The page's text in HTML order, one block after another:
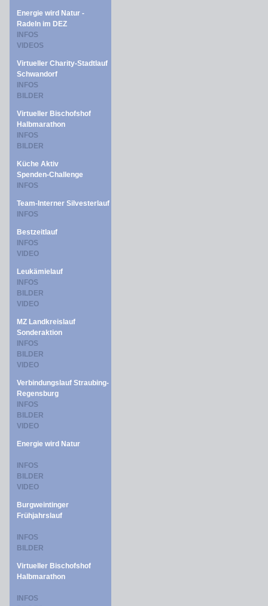
Energie wird Natur -
Radeln im DEZ
INFOS
VIDEOS
Virtueller Charity-Stadtlauf
Schwandorf
INFOS
BILDER
Virtueller Bischofshof
Halbmarathon
INFOS
BILDER
Küche Aktiv
Spenden-Challenge
INFOS
Team-Interner Silvesterlauf
INFOS
Bestzeitlauf
INFOS
VIDEO
Leukämielauf
INFOS
BILDER
VIDEO
MZ Landkreislauf
Sonderaktion
INFOS
BILDER
VIDEO
Verbindungslauf Straubing-
Regensburg
INFOS
BILDER
VIDEO
Energie wird Natur
INFOS
BILDER
VIDEO
Burgweintinger
Frühjahrslauf
INFOS
BILDER
Virtueller Bischofshof
Halbmarathon
INFOS